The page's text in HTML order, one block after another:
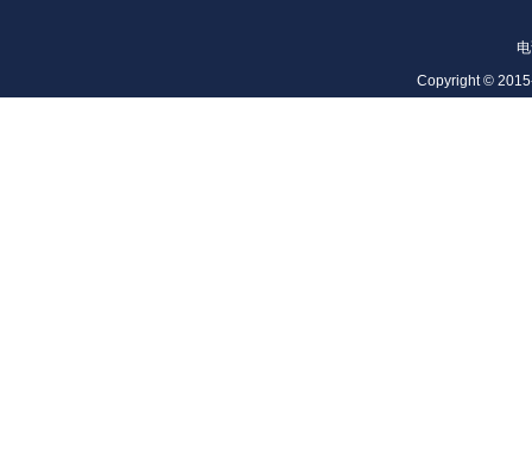
Copyright ©